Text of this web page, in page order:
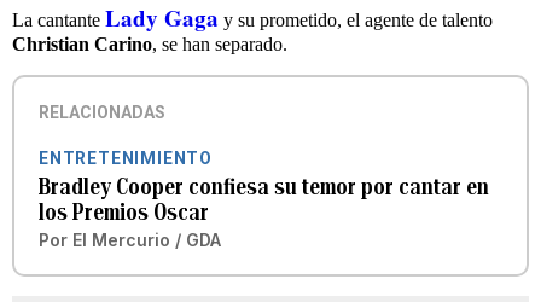
La cantante Lady Gaga y su prometido, el agente de talento
Christian Carino, se han separado.
RELACIONADAS
ENTRETENIMIENTO
Bradley Cooper confiesa su temor por cantar en
los Premios Oscar
Por El Mercurio / GDA